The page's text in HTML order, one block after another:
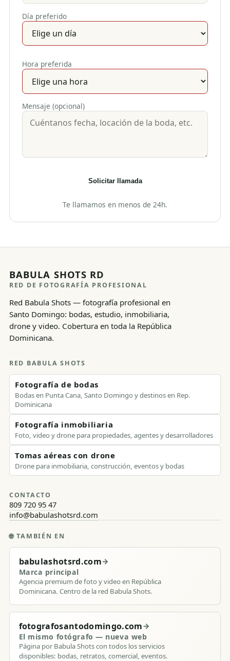
Día preferido
Hora preferida
Mensaje (opcional)
Solicitar llamada
Te llamamos en menos de 24h.
BABULA SHOTS RD
RED DE FOTOGRAFÍA PROFESIONAL
Red Babula Shots — fotografía profesional en
Santo Domingo: bodas, estudio, inmobiliaria,
drone y video. Cobertura en toda la República
Dominicana.
RED BABULA SHOTS
Fotografía de bodas
Bodas en Punta Cana, Santo Domingo y destinos en Rep.
Dominicana
Fotografía inmobiliaria
Foto, video y drone para propiedades, agentes y desarrolladores
Tomas aéreas con drone
Drone para inmobiliaria, construcción, eventos y bodas
CONTACTO
809 720 95 47
info@babulashotsrd.com
🌐 TAMBIÉN EN
babulashotsrd.com→
Marca principal
Agencia premium de foto y video en República
Dominicana. Centro de la red Babula Shots.
fotografosantodomingo.com→
El mismo fotógrafo — nueva web
Página por Babula Shots con todos los servicios
disponibles: bodas, retratos, comercial, eventos.